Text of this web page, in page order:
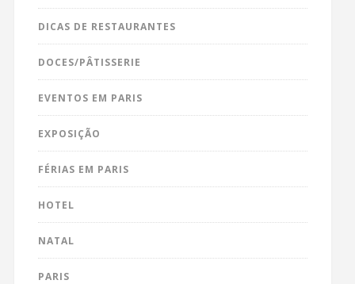
DICAS DE RESTAURANTES
DOCES/PÂTISSERIE
EVENTOS EM PARIS
EXPOSIÇÃO
FÉRIAS EM PARIS
HOTEL
NATAL
PARIS